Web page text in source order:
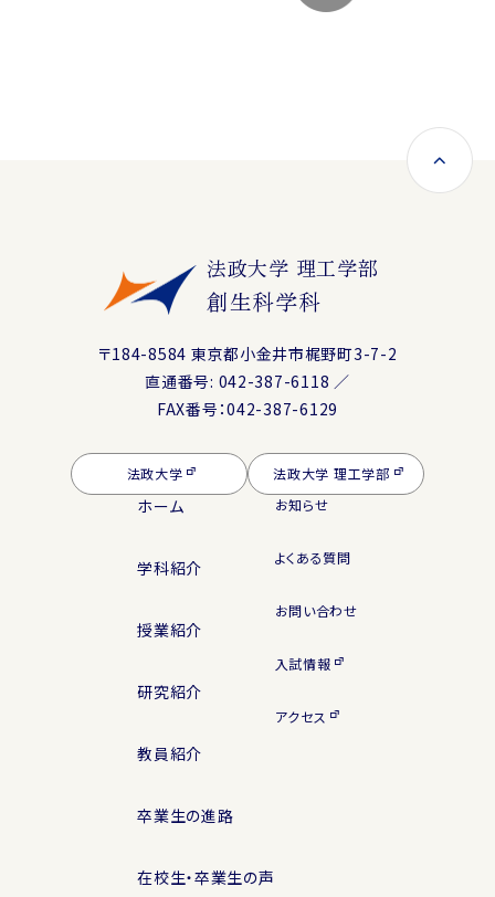
法政大学 理工学部
創生科学科
〒184-8584 東京都小金井市梶野町3-7-2
直通番号: 042-387-6118 ／
FAX番号：042-387-6129
法政大学 法政大学 理工学部
ホーム
学科紹介
授業紹介
研究紹介
教員紹介
卒業生の進路
在校生・卒業生の声
お知らせ
よくある質問
お問い合わせ
入試情報
アクセス